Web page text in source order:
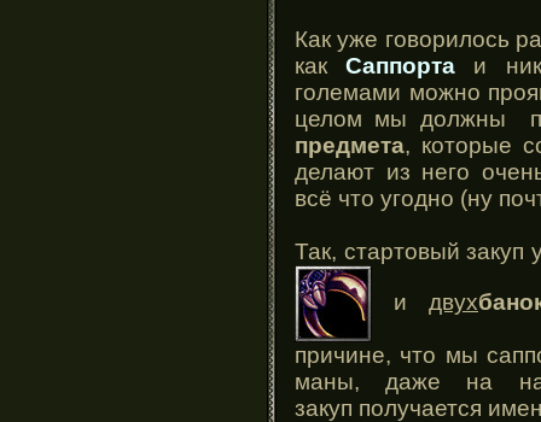
Как уже говорилось
какСаппорта и
големами можно
целом мы должны
предмета, которые
делают из него
всё что угодно (ну
Так, стартовый закуп
и двух
причине, что мы
маны, даже на
закуп получается